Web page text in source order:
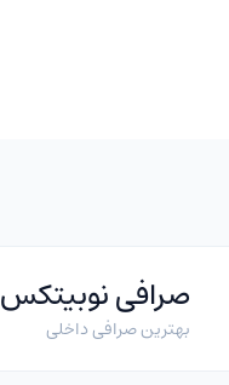
صرافی نوبیتکس
بهترین صرافی داخلی